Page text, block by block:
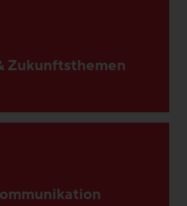
Zukunftsthemen